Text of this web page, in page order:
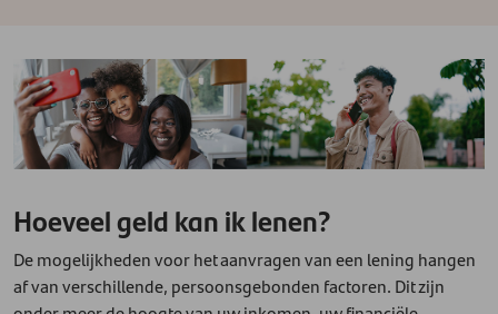
Hoeveel geld kan ik lenen?
De mogelijkheden voor het aanvragen van een lening hangen
af van verschillende, persoonsgebonden factoren. Dit zijn